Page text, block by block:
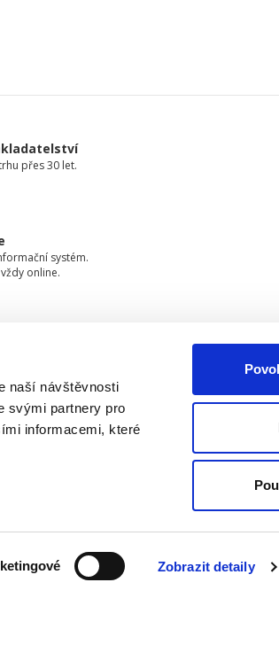
naší návštěvnosti
svými partnery pro
informacemi, které
Zobrazit detaily
přes 30 let.
systém.
online.
PŘIPOJTE SE K NÁM
Buďte informovaní o našich
konferencích a akčních
Přečtěte si, jak naše nakladatelství